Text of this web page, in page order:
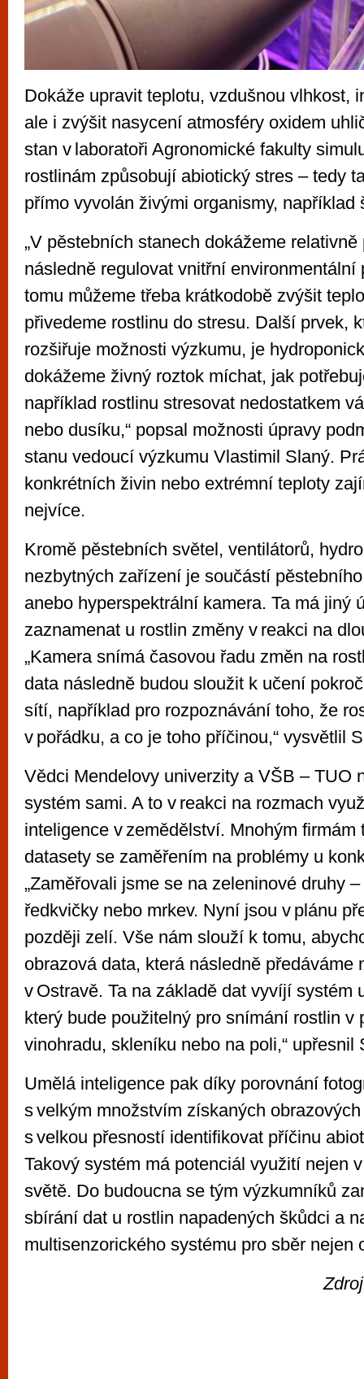
Dokáže upravit teplotu, vzdušnou vlhkost,
ale i zvýšit nasycení atmosféry oxidem
stan v laboratoři Agronomické fakulty
rostlinám způsobují abiotický stres – tedy
přímo vyvolán živými organismy, například
„V pěstebních stanech dokážeme
následně regulovat vnitřní environmentální
tomu můžeme třeba krátkodobě zvýšit
přivedeme rostlinu do stresu. Další prvek,
rozšiřuje možnosti výzkumu, je
dokážeme živný roztok míchat, jak
například rostlinu stresovat nedostatkem
nebo dusíku,“ popsal možnosti úpravy
stanu vedoucí výzkumu Vlastimil Slaný.
konkrétních živin nebo extrémní teploty
nejvíce.
Kromě pěstebních světel, ventilátorů,
nezbytných zařízení je součástí
anebo hyperspektrální kamera. Ta má jiný
zaznamenat u rostlin změny v reakci na
„Kamera snímá časovou řadu změn na
data následně budou sloužit k učení
sítí, například pro rozpoznávání toho, že
v pořádku, a co je toho příčinou,“ vysvětlil
Vědci Mendelovy univerzity a VŠB – TUO
systém sami. A to v reakci na rozmach
inteligence v zemědělství. Mnohým firmám
datasety se zaměřením na problémy u
„Zaměřovali jsme se na zeleninové druhy
ředkvičky nebo mrkev. Nyní jsou v plánu
později zelí. Vše nám slouží k tomu,
obrazová data, která následně předáváme
v Ostravě. Ta na základě dat vyvíjí systém
který bude použitelný pro snímání rostlin v
vinohradu, skleníku nebo na poli,“ upřesnil
Umělá inteligence pak díky porovnání
s velkým množstvím získaných
s velkou přesností identifikovat příčinu
Takový systém má potenciál využití nejen
světě. Do budoucna se tým výzkumníků
sbírání dat u rostlin napadených škůdci a
multisenzorického systému pro sběr nejen